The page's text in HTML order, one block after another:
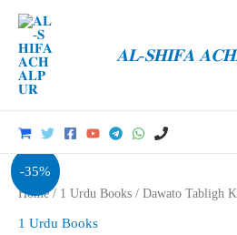
content
𝐀𝐋-𝐒𝐇𝐈𝐅𝐀
-35%
Home/ 1 Urdu Books / Dawato Tabligh
1 Urdu Books